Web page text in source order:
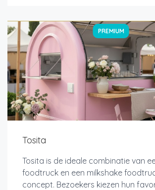
PREMIUM
Tosita
Tosita is de ideale combinatie van
foodtruck en een milkshake
concept. Bezoekers kiezen hun